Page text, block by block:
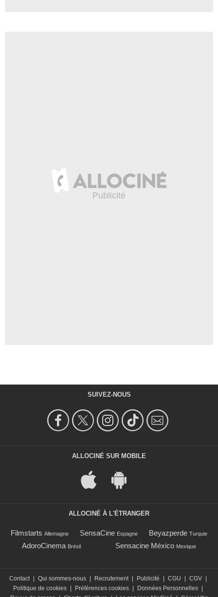
SUIVEZ-NOUS
ALLOCINÉ SUR MOBILE
ALLOCINÉ À L'ÉTRANGER
Filmstarts Allemagne SensaCine Espagne Beyazperde Turquie
AdoroCinema Brésil Sensacine México Mexique
Contact | Qui sommes-nous | Recrutement | Publicité | CGU | CGV |
Politique de cookies | Préférences cookies | Données Personnelles |